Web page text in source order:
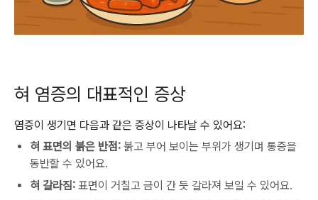
혀 염증의 대표적인 증상
염증이 생기면 다음과 같은 증상이 나타날 수 있어요:
혀 표면의 붉은 반점: 붉고 부어 보이는 부위가 생기며 통증을
동반할 수 있어요.
혀 갈라짐: 표면이 거칠고 금이 간 듯 갈라져 보일 수 있어요.